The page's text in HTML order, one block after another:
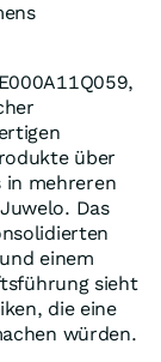
über
in mehreren
Das
einem
sieht
die eine
würden.